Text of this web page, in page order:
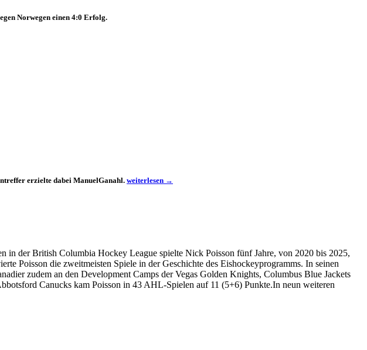
Norwegen einen 4:0 Erfolg.
erzielte dabei ManuelGanahl. Österreich
weiterlesen →
in der British Columbia Hockey League spielte Nick Poisson fünf Jahre, von 2020 bis 2025,
Poisson die zweitmeisten Spiele in der Geschichte des Eishockeyprogramms. In seinen
zudem an den Development Camps der Vegas Golden Knights, Columbus Blue Jackets
Canucks kam Poisson in 43 AHL-Spielen auf 11 (5+6) Punkte.In neun weiteren